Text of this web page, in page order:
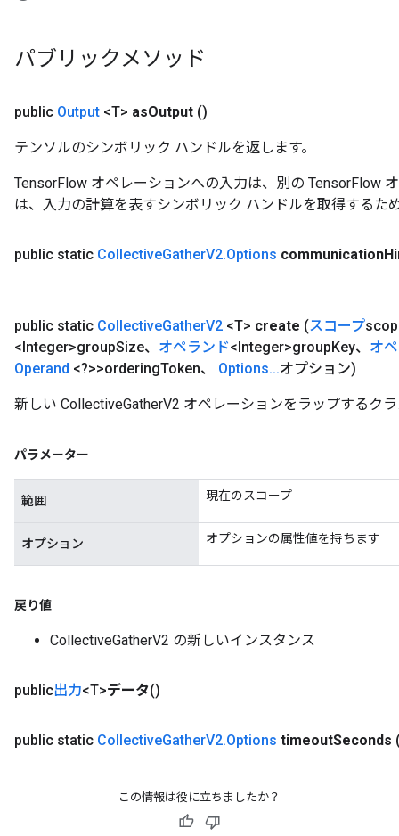
パブリックメソッド
public Output <T> asOutput ()
テンソルのシンボリック ハンドルを返します。
TensorFlow オペレーションへの入力は、別の TensorFlow
は、入力の計算を表すシンボリック ハンドルを取得するた
public static CollectiveGatherV2.Options communication
public static CollectiveGatherV2 <T> create (スコープ
<Integer>groupSize、 オペランド<Integer>groupKey、 オ
Operand <?>>orderingToken、 Options...オプション)
新しい CollectiveGatherV2 オペレーションをラップするク
パラメーター
範囲 現在のスコープ
オプション オプションの属性値を持ちます
戻り値
CollectiveGatherV2 の新しいインスタンス
public出力<T>データ()
public static CollectiveGatherV2.Options timeoutSeconds
この情報は役に立ちましたか？